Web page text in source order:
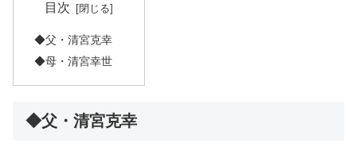
目次
◆父・清宮克幸
◆母・清宮幸世
◆父・清宮克幸